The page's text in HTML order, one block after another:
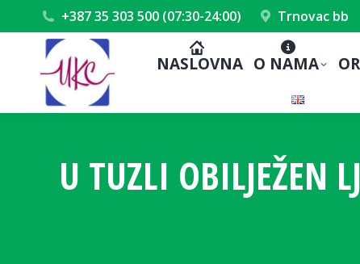
+387 35 303 500 (07:30-24:00) Trnovac bb
NASLOVNA O NAMA
U TUZLI OBILJEŽEN